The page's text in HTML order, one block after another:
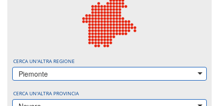
CERCA UN'ALTRA REGIONE
Piemonte
CERCA UN'ALTRA PROVINCIA